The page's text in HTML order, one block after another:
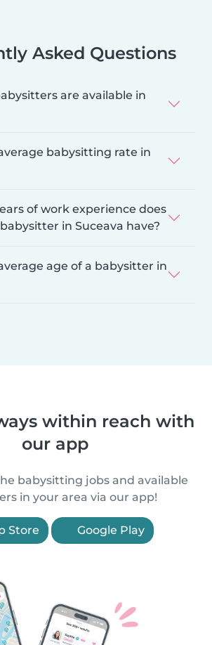
Asked Questions
are available in
babysitting rate in
of work experience does
in Suceava have?
age of a babysitter in
within reach with
our app
babysitting jobs and available
in your area via our app!
Store Google Play